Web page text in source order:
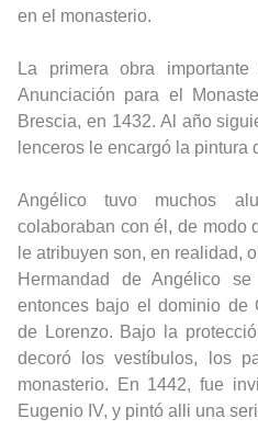
en el monasterio.
La primera obra
Anunciación para el
Brescia, en 1432. Al año
lenceros le encargó la pintura
Angélico tuvo muchos
colaboraban con él, de modo
le atribuyen son, en realidad,
Hermandad de Angélico
entonces bajo el dominio de
de Lorenzo. Bajo la
decoró los vestíbulos, los
monasterio. En 1442, fue
Eugenio IV, y pintó alli una